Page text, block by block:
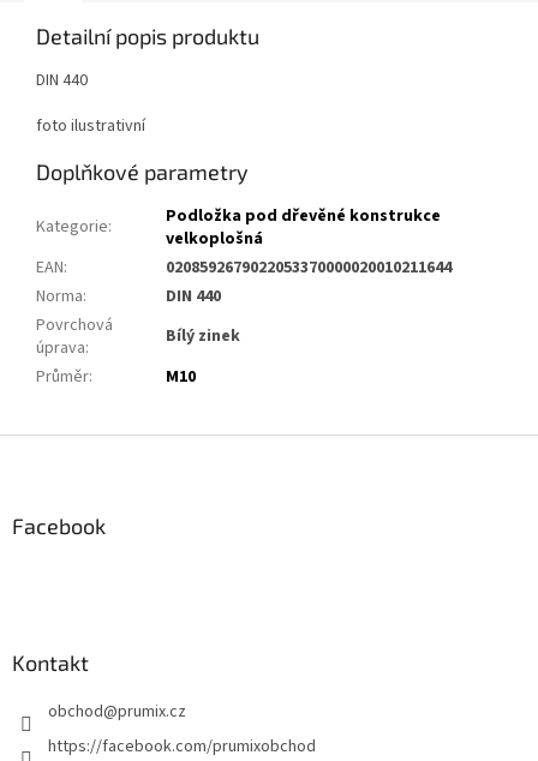
Detailní popis produktu
DIN 440
foto ilustrativní
Doplňkové parametry
Kategorie:
Podložka pod dřevěné konstrukce
velkoplošná
EAN:
0208592679022053370000020010211644
Norma:
DIN 440
Povrchová
úprava:
Bílý zinek
Průměr: M10
Facebook
Kontakt
obchod@prumix.cz
https://facebook.com/prumixobchod